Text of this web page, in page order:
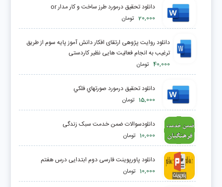
دانلود تحقیق درمورد طرز ساخت و كار مدار or
20,000 تومان
دانلود روایت پژوهی ارتقای افکار دانش آموز پایه سوم از طریق
ترغیب به انجام فعالیت هایی نظیر کاردستی
40,000 تومان
دانلود تحقیق درمورد صورتهاي فلكي
15,000 تومان
دانلودسوالات ضمن خدمت سبک زندگی
10,000 تومان
دانلود پاورپوینت فارسی دوم ابتدایی درس هفتم
10,000 تومان